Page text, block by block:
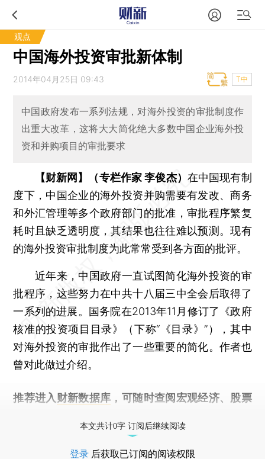
观点
中国海外投资审批新体制
2014年04月25日 09:43 T中
中国政府发布一系列法规，对海外投资的审批制度作
出重大改革，这将大大简化绝大多数中国企业海外投
资和并购项目的审批要求
【财新网】（专栏作家 李俊杰） 在中国现有制
度下，中国企业的海外投资并购需要有发改、商务
和外汇管理等多个政府部门的批准，审批程序繁复
耗时且缺乏透明度，其结果也往往难以预测。现有
的海外投资审批制度为此常常受到各方面的批评。
近年来，中国政府一直试图简化海外投资的审
批程序，这些努力在中共十八届三中全会后取得了
一系列的进展。国务院在2013年11月修订了《政府
核准的投资项目目录》（下称“《目录》”），其中
对海外投资的审批作出了一些重要的简化。作者也
曾对此做过介绍。
推荐进入 财新数据库 ，可随时查阅宏观经济、股票
本文共计0字 订阅后继续阅读
登录 后获取已订阅的阅读权限